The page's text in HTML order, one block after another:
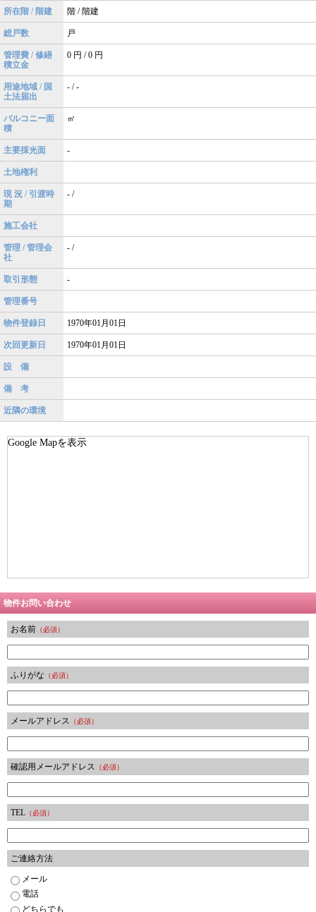
所在階 / 階建 階 / 階建
総戸数 戸
管理費 / 修繕
積立金
0 円 / 0 円
用途地域 / 国
土法届出
- / -
バルコニー面
積
㎡
主要採光面 -
土地権利
現 況 / 引渡時
期
- /
施工会社
管理 / 管理会
社
- /
取引形態 -
管理番号
物件登録日 1970年01月01日
次回更新日 1970年01月01日
設 備
備 考
近隣の環境
Google Mapを表示
物件お問い合わせ
お名前 （必須）
ふりがな （必須）
メールアドレス （必須）
確認用メールアドレス （必須）
TEL （必須）
ご連絡方法
メール
電話
どちらでも